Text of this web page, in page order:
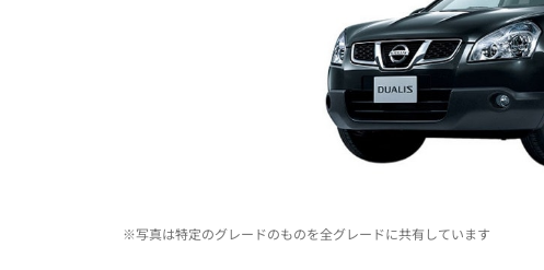
※写真は特定のグレードのものを全グレードに共有しています